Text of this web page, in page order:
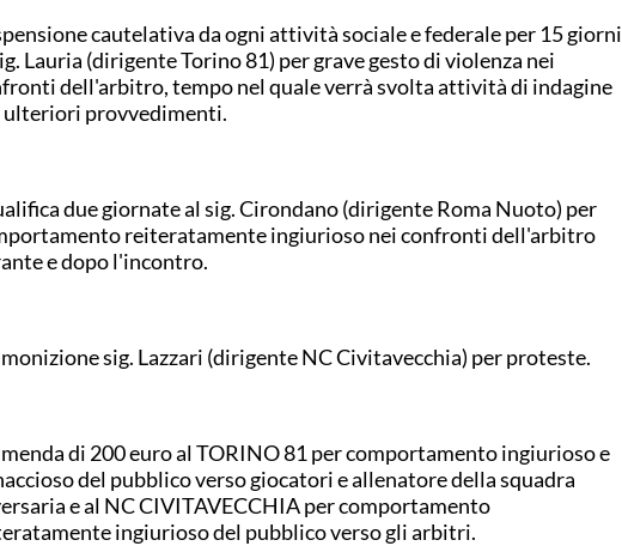
cautelativa da ogni attività sociale e federale per 15 giorni
Lauria (dirigente Torino 81) per grave gesto di violenza nei
dell'arbitro, tempo nel quale verrà svolta attività di indagine
ulteriori provvedimenti.
due giornate al sig. Cirondano (dirigente Roma Nuoto) per
reiteratamente ingiurioso nei confronti dell'arbitro
e dopo l'incontro.
sig. Lazzari (dirigente NC Civitavecchia) per proteste.
di 200 euro al TORINO 81 per comportamento ingiurioso e
del pubblico verso giocatori e allenatore della squadra
e al NC CIVITAVECCHIA per comportamento
ingiurioso del pubblico verso gli arbitri.